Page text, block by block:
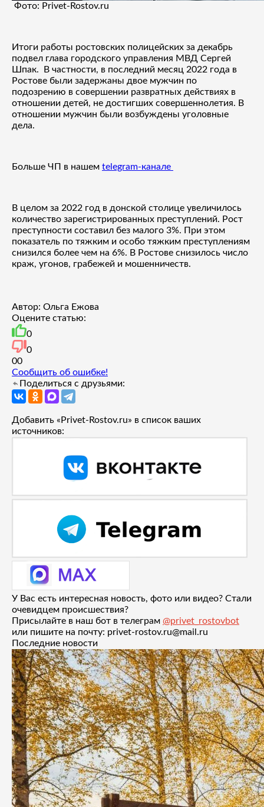
Фото: Рrivet-Rostov.ru
Итоги работы ростовских полицейских за декабрь
подвел глава городского управления МВД Сергей
Шпак. В частности, в последний месяц 2022 года в
Ростове были задержаны двое мужчин по
подозрению в совершении развратных действиях в
отношении детей, не достигших совершеннолетия. В
отношении мужчин были возбуждены уголовные
дела.
Больше ЧП в нашем telegram-канале
В целом за 2022 год в донской столице увеличилось
количество зарегистрированных преступлений. Рост
преступности составил без малого 3%. При этом
показатель по тяжким и особо тяжким преступлениям
снизился более чем на 6%. В Ростове снизилось число
краж, угонов, грабежей и мошенничеств.
Автор: Ольга Ежова
Оцените статью:
0
0
00
Сообщить об ошибке!
Поделиться с друзьями:
Добавить «Privet-Rostov.ru» в список ваших
источников:
У Вас есть интересная новость, фото или видео? Стали
очевидцем происшествия?
Присылайте в наш бот в телеграм @privet_rostovbot
или пишите на почту: privet-rostov.ru@mail.ru
Последние новости